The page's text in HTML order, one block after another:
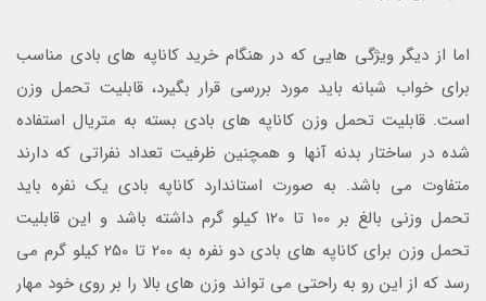
اما از دیگر ویژگی هایی که در هنگام خرید کاناپه های بادی مناسب
برای خواب شبانه باید مورد بررسی قرار بگیرد، قابلیت تحمل وزن
است. قابلیت تحمل وزن کاناپه های بادی بسته به متریال استفاده
شده در ساختار بدنه آنها و همچنین ظرفیت تعداد نفراتی که دارند
متفاوت می باشد. به صورت استاندارد کاناپه بادی یک نفره باید
تحمل وزنی بالغ بر 100 تا 120 کیلو گرم داشته باشد و این قابلیت
تحمل وزن برای کاناپه های بادی دو نفره به 200 تا 250 کیلو گرم می
رسد که از این رو به راحتی می تواند وزن های بالا را بر روی خود مهار